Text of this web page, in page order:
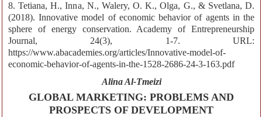
8. Tetiana, H., Inna, N., Walery, O. K., Olga, G., & Svetlana, D.
(2018). Innovative model of economic behavior of agents in the
sphere of energy conservation. Academy of Entrepreneurship
Journal, 24(3), 1-7. URL:
https://www.abacademies.org/articles/Innovative-model-of-
economic-behavior-of-agents-in-the-1528-2686-24-3-163.pdf
Alina Al-Tmeizi
GLOBAL MARKETING: PROBLEMS AND
PROSPECTS OF DEVELOPMENT